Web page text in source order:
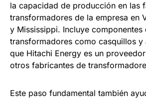
la capacidad de producción en las
transformadores de la empresa en
y Mississippi. Incluye componentes
transformadores como casquillos y
que Hitachi Energy es un
otros fabricantes de
Este paso fundamental también